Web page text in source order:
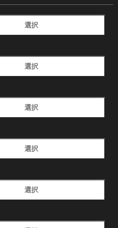
選択
選択
選択
選択
選択